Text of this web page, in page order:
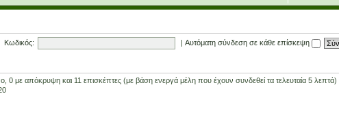
Κωδικός: |Αυτόματη σύνδεση σε κάθε επίσκεψη
0 με απόκρυψη και 11 επισκέπτες (με βάση ενεργά μέλη που έχουν συνδεθεί τα τελευταία 5 λεπτά)